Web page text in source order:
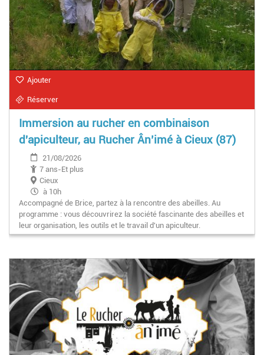
Ajouter
Réserver
Immersion au rucher en combinaison
d'apiculteur, au Rucher Ân’imé à Cieux (87)
21/08/2026
7 ans-Et plus
Cieux
à 10h
Accompagné de Brice, partez à la rencontre des abeilles. Au
programme : vous découvrirez la société fascinante des abeilles et
leur organisation, les outils et le travail d'un apiculteur.